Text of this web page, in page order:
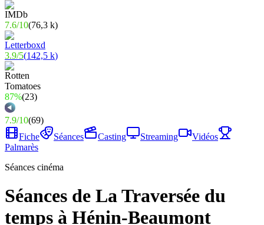
7.6/10(76,3 k)
3.9/5(142,5 k)
87%(23)
7.9/10(69)
Fiche
Séances Casting Streaming
Vidéos
Palmarès
Séances cinéma
Séances de La Traversée du
temps à Hénin-Beaumont